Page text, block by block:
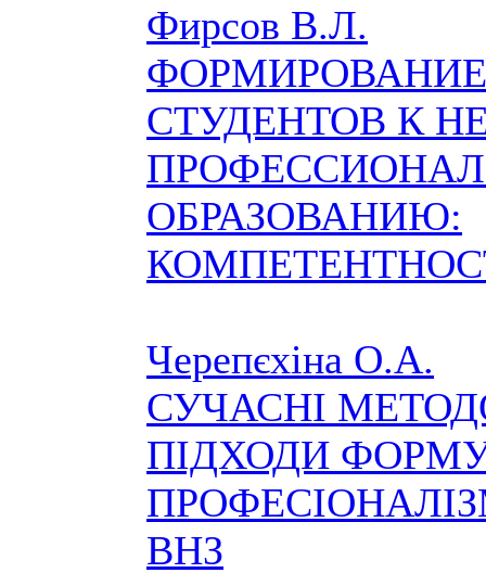
Фирсов В.Л.
СТУДЕНТОВ К
ОБРАЗОВАНИЮ:
Черепєхіна О.А.
СУЧАСНІ
ПІДХОДИ
ВНЗ